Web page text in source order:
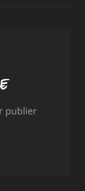
publier